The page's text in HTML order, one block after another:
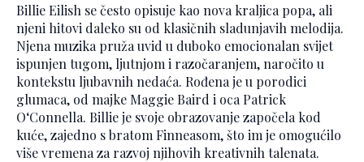
Billie Eilish se često opisuje kao nova kraljica popa, ali
njeni hitovi daleko su od klasičnih sladunjavih melodija.
Njena muzika pruža uvid u duboko emocionalan svijet
ispunjen tugom, ljutnjom i razočaranjem, naročito u
kontekstu ljubavnih nedaća. Rođena je u porodici
glumaca, od majke Maggie Baird i oca Patrick
O‘Connella. Billie je svoje obrazovanje započela kod
kuće, zajedno s bratom Finneasom, što im je omogućilo
više vremena za razvoj njihovih kreativnih talenata.